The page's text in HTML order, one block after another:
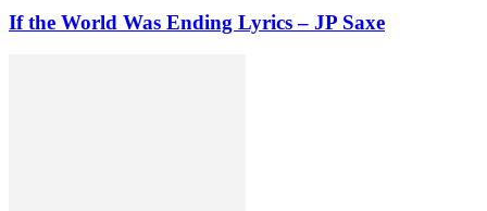
If the World Was Ending Lyrics – JP Saxe